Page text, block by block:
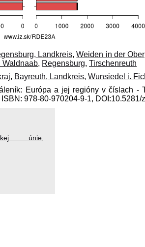
Landkreis,Weiden in der
Waldnaab, Regensburg, Tirschenreuth
, Bayreuth, Landkreis, Wunsiedel i.
Európa a jej regióny v číslach -
978-80-970204-9-1,
únie,